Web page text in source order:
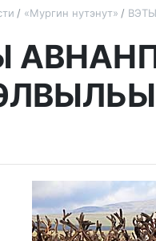
«Мургин нутэнут»